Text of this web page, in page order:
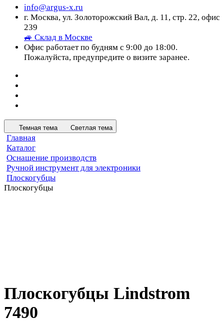
info@argus-x.ru
г. Москва, ул. Золоторожский Вал, д. 11, стр. 22, офис
239
🚙 Склад в Москве
Офис работает по будням с 9:00 до 18:00.
Пожалуйста, предупредите о визите заранее.
Темная тема Светлая тема
Главная
Каталог
Оснащение производств
Ручной инструмент для электроники
Плоскогубцы
Плоскогубцы
Плоскогубцы Lindstrom
7490